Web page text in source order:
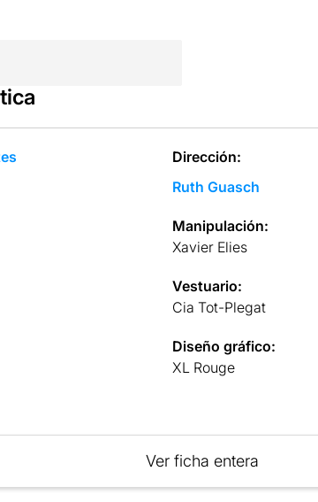
Dirección:
Ruth Guasch
Manipulación:
Xavier Elies
Vestuario:
Cia Tot-Plegat
Diseño gráfico:
XL Rouge
Ver ficha entera